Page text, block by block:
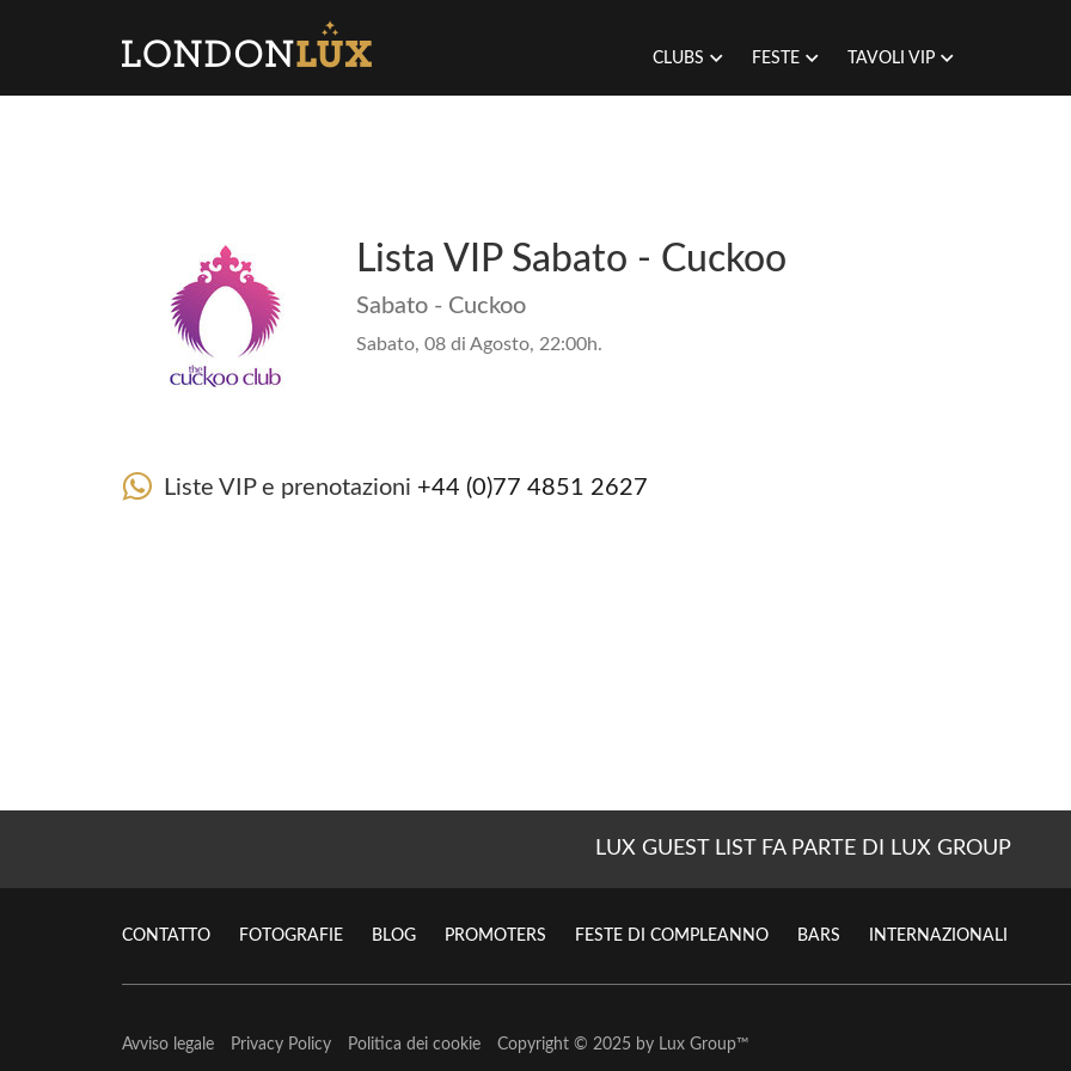
CLUBS FESTE TAVOLI VIP
Lista VIP Sabato - Cuckoo
Sabato - Cuckoo
Sabato, 08 di Agosto, 22:00h.
Liste VIP e prenotazioni +44 (0)77 4851 2627
LUX GUEST LIST FA PARTE DI LUX GROUP
CONTATTO FOTOGRAFIE BLOG PROMOTERS FESTE DI COMPLEANNO BARS INTERNAZIONALI
Avviso legale Privacy Policy Politica dei cookie Copyright © 2025 by Lux Group™